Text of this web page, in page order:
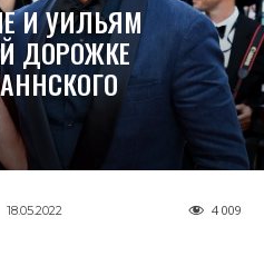
И УИЛЬЯМ
ДОРОЖКЕ
18.05.2022 4 009